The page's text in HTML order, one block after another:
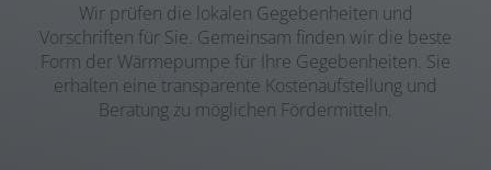
Wir prüfen die lokalen Gegebenheiten und
Vorschriften für Sie. Gemeinsam finden wir die beste
Form der Wärmepumpe für Ihre Gegebenheiten. Sie
erhalten eine transparente Kostenaufstellung und
Beratung zu möglichen Fördermitteln.